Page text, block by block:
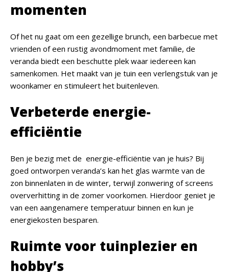
momenten
Of het nu gaat om een gezellige brunch, een barbecue met
vrienden of een rustig avondmoment met familie, de
veranda biedt een beschutte plek waar iedereen kan
samenkomen. Het maakt van je tuin een verlengstuk van je
woonkamer en stimuleert het buitenleven.
Verbeterde energie-
efficiëntie
Ben je bezig met de energie-efficiëntie van je huis? Bij
goed ontworpen veranda’s kan het glas warmte van de
zon binnenlaten in de winter, terwijl zonwering of screens
oververhitting in de zomer voorkomen. Hierdoor geniet je
van een aangenamere temperatuur binnen en kun je
energiekosten besparen.
Ruimte voor tuinplezier en
hobby’s